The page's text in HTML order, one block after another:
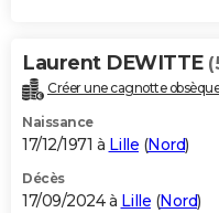
Laurent DEWITTE
Créer une cagnotte
Naissance
17/12/1971 à Lille (Nord)
Décès
17/09/2024 à Lille (Nord)